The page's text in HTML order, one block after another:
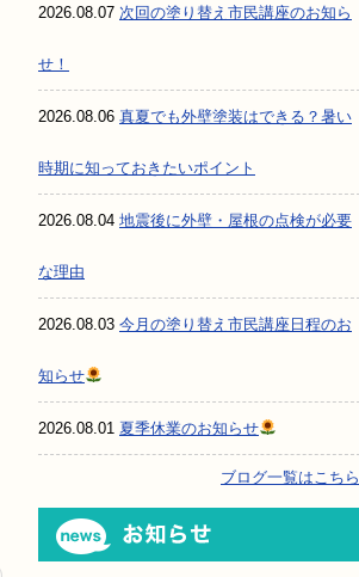
2026.08.07 次回の塗り替え市民講座のお知ら
せ！
2026.08.06 真夏でも外壁塗装はできる？暑い
時期に知っておきたいポイント
2026.08.04 地震後に外壁・屋根の点検が必要
な理由
2026.08.03 今月の塗り替え市民講座日程のお
知らせ
2026.08.01 夏季休業のお知らせ
ブログ一覧はこちら